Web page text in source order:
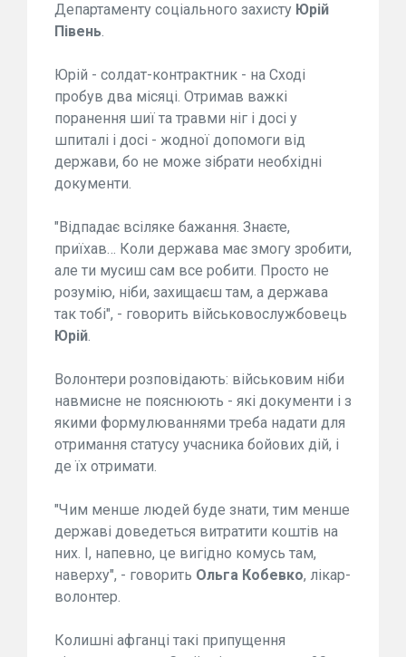
Департаменту соціального захисту Юрій
Півень.
Юрій - солдат-контрактник - на Сході
пробув два місяці. Отримав важкі
поранення шиї та травми ніг і досі у
шпиталі і досі - жодної допомоги від
держави, бо не може зібрати необхідні
документи.
"Відпадає всіляке бажання. Знаєте,
приїхав… Коли держава має змогу зробити,
але ти мусиш сам все робити. Просто не
розумію, ніби, захищаєш там, а держава
так тобі", - говорить військовослужбовець
Юрій.
Волонтери розповідають: військовим ніби
навмисне не пояснюють - які документи і з
якими формулюваннями треба надати для
отримання статусу учасника бойових дій, і
де їх отримати.
"Чим менше людей буде знати, тим менше
державі доведеться витратити коштів на
них. І, напевно, це вигідно комусь там,
наверху", - говорить Ольга Кобевко, лікар-
волонтер.
Колишні афганці такі припущення